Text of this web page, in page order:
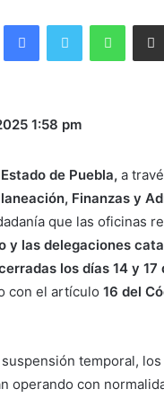
FacebookTwitter
1:58 pm
de Puebla, a
Finanzas y
que las oficinas
y las delegaciones
los días 14 y 17
con el artículo 16 del
temporal,
operando con